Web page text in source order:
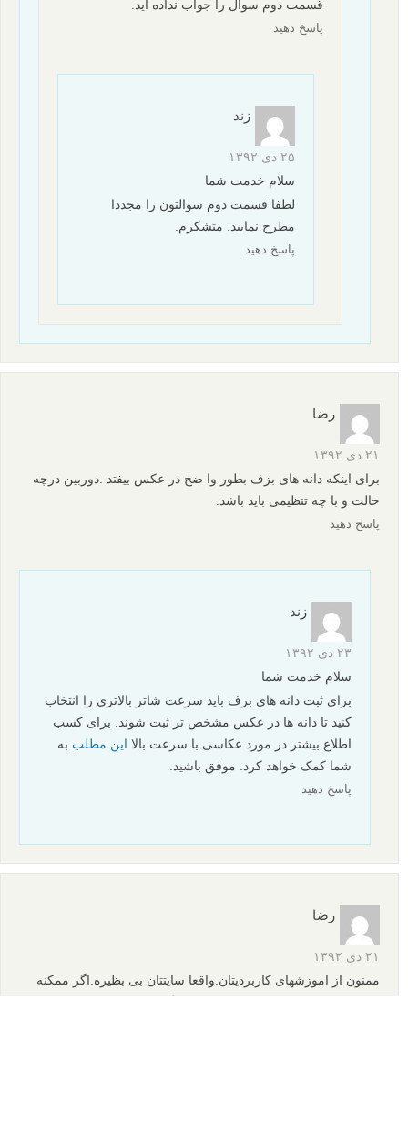
قسمت دوم سوال را جواب نداده اید.
پاسخ دهید
زند
۲۵ دی ۱۳۹۲
سلام خدمت شما
لطفا قسمت دوم سوالتون را مجددا
مطرح نمایید. متشکرم.
پاسخ دهید
رضا
۲۱ دی ۱۳۹۲
برای اینکه دانه های بزف بطور وا ضح در عکس بیفتد .دوربین درچه
حالت و با چه تنظیمی باید باشد.
پاسخ دهید
زند
۲۳ دی ۱۳۹۲
سلام خدمت شما
برای ثبت دانه های برف باید سرعت شاتر بالاتری را انتخاب
کنید تا دانه ها در عکس مشخص تر ثبت شوند. برای کسب
اطلاع بیشتر در مورد عکاسی با سرعت بالا این مطلب به
شما کمک خواهد کرد. موفق باشید.
پاسخ دهید
رضا
۲۱ دی ۱۳۹۲
ممنون از اموزشهای کاربردیتان.واقعا سایتتان بی بظیره.اگر ممکنه